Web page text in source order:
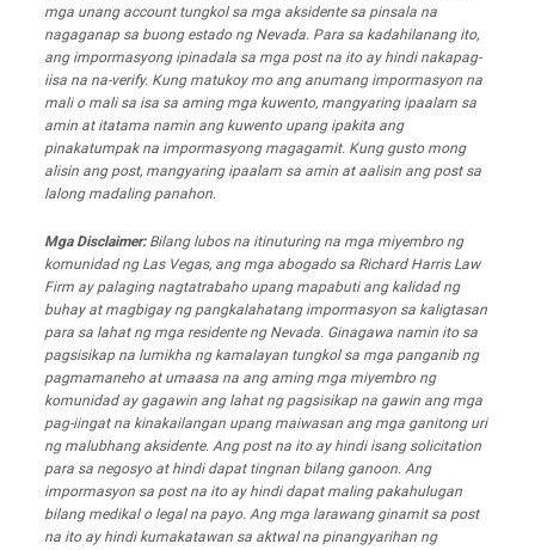
mga unang account tungkol sa mga aksidente sa pinsala na
nagaganap sa buong estado ng Nevada. Para sa kadahilanang ito,
ang impormasyong ipinadala sa mga post na ito ay hindi nakapag-
iisa na na-verify. Kung matukoy mo ang anumang impormasyon na
mali o mali sa isa sa aming mga kuwento, mangyaring ipaalam sa
amin at itatama namin ang kuwento upang ipakita ang
pinakatumpak na impormasyong magagamit. Kung gusto mong
alisin ang post, mangyaring ipaalam sa amin at aalisin ang post sa
lalong madaling panahon.
Mga Disclaimer:Bilang lubos na itinuturing na mga miyembro ng
komunidad ng Las Vegas, ang mga abogado sa Richard Harris Law
Firm ay palaging nagtatrabaho upang mapabuti ang kalidad ng
buhay at magbigay ng pangkalahatang impormasyon sa kaligtasan
para sa lahat ng mga residente ng Nevada. Ginagawa namin ito sa
pagsisikap na lumikha ng kamalayan tungkol sa mga panganib ng
pagmamaneho at umaasa na ang aming mga miyembro ng
komunidad ay gagawin ang lahat ng pagsisikap na gawin ang mga
pag-iingat na kinakailangan upang maiwasan ang mga ganitong uri
ng malubhang aksidente. Ang post na ito ay hindi isang solicitation
para sa negosyo at hindi dapat tingnan bilang ganoon. Ang
impormasyon sa post na ito ay hindi dapat maling pakahulugan
bilang medikal o legal na payo. Ang mga larawang ginamit sa post
na ito ay hindi kumakatawan sa aktwal na pinangyarihan ng